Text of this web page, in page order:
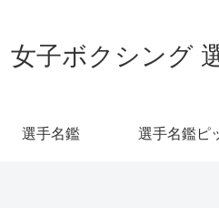
女子ボクシング
選手名鑑 選手名鑑ピ